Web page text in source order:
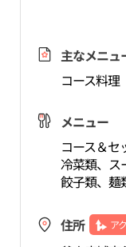
主なメニュ
コース料理
メニュー
コース＆セ
冷菜類、ス
餃子類、麺
住所 ア